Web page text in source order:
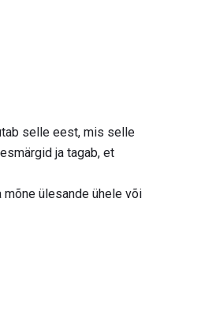
selle eest, mis selle
ja tagab, et
ülesande ühele või